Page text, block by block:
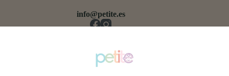
info@petite.es